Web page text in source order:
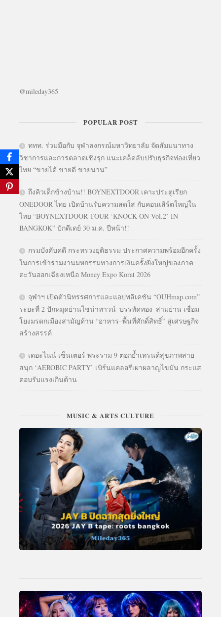
@mileday365
POPULAR POST
ททท. ร่วมมือกับ จุฬาลงกรณ์มหาวิทยาลัย จัดสัมมนาทาง
วิชาการและการตลาดเชิงรุก แนะเคล็ดลับปรับธุรกิจท่องเที่ยว
ไทย “ขายได้ ขายดี ขายนาน”
ถึงคิวเด็กข้างบ้าน!! BOYNEXTDOOR เคาะประตูเรียก
ONEDOOR ไทย เปิดบ้านรับความสดใส กับคอนเสิร์ตใหญ่ใน
ไทย “BOYNEXTDOOR TOUR ‘KNOCK ON Vol.2’ IN
BANGKOK” ปักดีเดย์ 30 ม.ค. ปีหน้า!!
กรมบังคับคดี กระทรวงยุติธรรม ประกาศความพร้อมอีกครั้ง
ในการเข้าร่วมงานมหกรรมทางการเงินครั้งยิ่งใหญ่ของภาค
ตะวันออกเฉียงเหนือ Money Expo Korat 2026
จุฬาฯ เปิดตัวนิทรรศการและแอปพลิเคชัน “OUHmap.com”
ระยะที่ 2 ปักหมุดย่านไชน่าทาวน์–บรรทัดทอง–สามย่าน เชื่อม
โยงมรดกเมืองสามัญด้าน “อาหาร–พื้นที่ศักดิ์สิทธิ์” สู่เศรษฐกิจ
สร้างสรรค์
เดอะไนน์ เซ็นเตอร์ พระราม 9 ตอกย้ำเทรนด์สุขภาพสาย
สนุก ‘AEROBIC PARTY’ เบิร์นแคลอรีเผาผลาญไขมัน กระแส
ตอบรับแรงเกินต้าน
MUSIC & ARTS CULTURE